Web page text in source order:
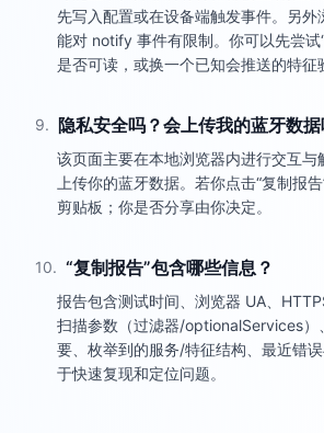
先写入配置或在设备端触发事件。另外
能对 notify 事件有限制。你可以先尝试
是否可读，或换一个已知会推送的特征
9. 隐私安全吗？会上传我的蓝牙数据
该页面主要在本地浏览器内进行交互与
上传你的蓝牙数据。若你点击“复制报
剪贴板；你是否分享由你决定。
10. “复制报告”包含哪些信息？
报告包含测试时间、浏览器 UA、
扫描参数（过滤器/optionalServices）
要、枚举到的服务/特征结构、最近错
于快速复现和定位问题。